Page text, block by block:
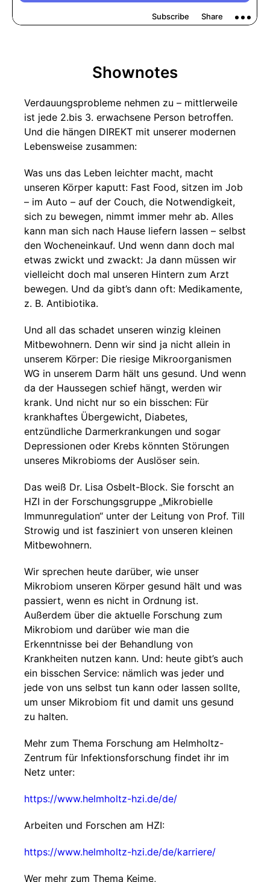
Shownotes
Verdauungsprobleme nehmen zu – mittlerweile
ist jede 2.bis 3. erwachsene Person betroffen.
Und die hängen DIREKT mit unserer modernen
Lebensweise zusammen:
Was uns das Leben leichter macht, macht
unseren Körper kaputt: Fast Food, sitzen im Job
– im Auto – auf der Couch, die Notwendigkeit,
sich zu bewegen, nimmt immer mehr ab. Alles
kann man sich nach Hause liefern lassen – selbst
den Wocheneinkauf. Und wenn dann doch mal
etwas zwickt und zwackt: Ja dann müssen wir
vielleicht doch mal unseren Hintern zum Arzt
bewegen. Und da gibt’s dann oft: Medikamente,
z. B. Antibiotika.
Und all das schadet unseren winzig kleinen
Mitbewohnern. Denn wir sind ja nicht allein in
unserem Körper: Die riesige Mikroorganismen
WG in unserem Darm hält uns gesund. Und wenn
da der Haussegen schief hängt, werden wir
krank. Und nicht nur so ein bisschen: Für
krankhaftes Übergewicht, Diabetes,
entzündliche Darmerkrankungen und sogar
Depressionen oder Krebs könnten Störungen
unseres Mikrobioms der Auslöser sein.
Das weiß Dr. Lisa Osbelt-Block. Sie forscht an
HZI in der Forschungsgruppe „Mikrobielle
Immunregulation“ unter der Leitung von Prof. Till
Strowig und ist fasziniert von unseren kleinen
Mitbewohnern.
Wir sprechen heute darüber, wie unser
Mikrobiom unseren Körper gesund hält und was
passiert, wenn es nicht in Ordnung ist.
Außerdem über die aktuelle Forschung zum
Mikrobiom und darüber wie man die
Erkenntnisse bei der Behandlung von
Krankheiten nutzen kann. Und: heute gibt’s auch
ein bisschen Service: nämlich was jeder und
jede von uns selbst tun kann oder lassen sollte,
um unser Mikrobiom fit und damit uns gesund
zu halten.
Mehr zum Thema Forschung am Helmholtz-
Zentrum für Infektionsforschung findet ihr im
Netz unter:
https://www.helmholtz-hzi.de/de/
Arbeiten und Forschen am HZI:
https://www.helmholtz-hzi.de/de/karriere/
Wer mehr zum Thema Keime,